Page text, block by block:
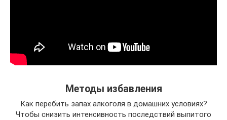
Методы избавления
Как перебить запах алкоголя в домашних условиях?
Чтобы снизить интенсивность последствий выпитого